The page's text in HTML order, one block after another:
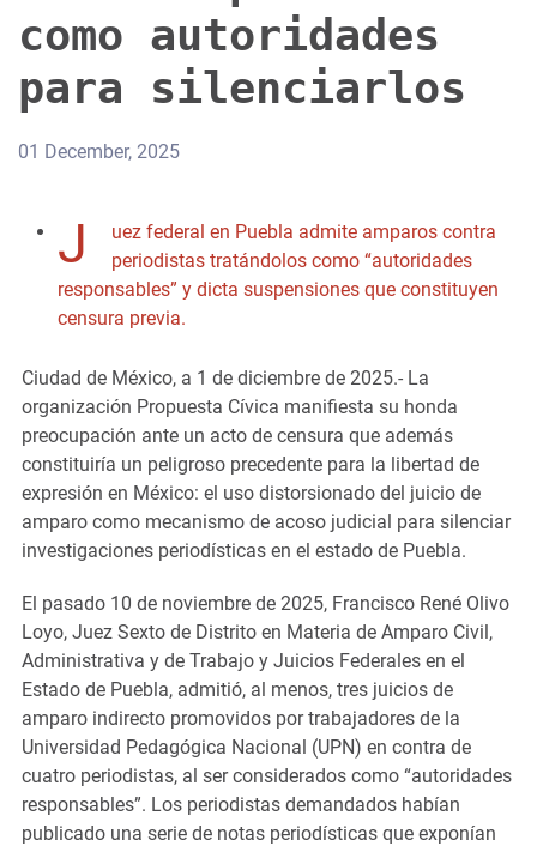
como autoridades
para silenciarlos
01 December, 2025
J
uez federal en Puebla admite amparos contra
periodistas tratándolos como “autoridades
responsables” y dicta suspensiones que constituyen
censura previa.
Ciudad de México, a 1 de diciembre de 2025.- La
organización Propuesta Cívica manifiesta su honda
preocupación ante un acto de censura que además
constituiría un peligroso precedente para la libertad de
expresión en México: el uso distorsionado del juicio de
amparo como mecanismo de acoso judicial para silenciar
investigaciones periodísticas en el estado de Puebla.
El pasado 10 de noviembre de 2025, Francisco René Olivo
Loyo, Juez Sexto de Distrito en Materia de Amparo Civil,
Administrativa y de Trabajo y Juicios Federales en el
Estado de Puebla, admitió, al menos, tres juicios de
amparo indirecto promovidos por trabajadores de la
Universidad Pedagógica Nacional (UPN) en contra de
cuatro periodistas, al ser considerados como “autoridades
responsables”. Los periodistas demandados habían
publicado una serie de notas periodísticas que exponían